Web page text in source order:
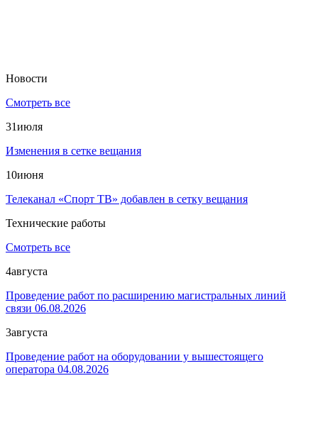
Новости
Смотреть все
31июля
Изменения в сетке вещания
10июня
Телеканал «Спорт ТВ» добавлен в сетку вещания
Технические работы
Смотреть все
4августа
Проведение работ по расширению магистральных линий
связи 06.08.2026
3августа
Проведение работ на оборудовании у вышестоящего
оператора 04.08.2026